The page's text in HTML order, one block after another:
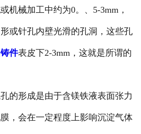
机械加工中约为0。、5-3mm，
或针孔内壁光滑的孔洞，这些孔
件表皮下2-3mm，这就是所谓的
形成是由于含镁铁液表面张力
，会在一定程度上影响沉淀气体